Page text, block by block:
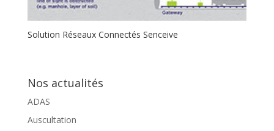
Solution Réseaux Connectés Senceive
Nos actualités
ADAS
Auscultation